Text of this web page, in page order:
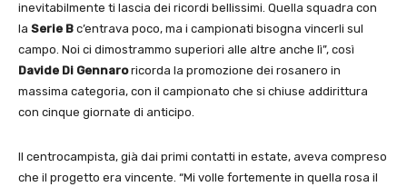
inevitabilmente ti lascia dei ricordi bellissimi. Quella squadra con
la Serie B c’entrava poco, ma i campionati bisogna vincerli sul
campo. Noi ci dimostrammo superiori alle altre anche lì”, così
Davide Di Gennaroricorda la promozione dei rosanero in
massima categoria, con il campionato che si chiuse addirittura
con cinque giornate di anticipo.
Il centrocampista, già dai primi contatti in estate, aveva compreso
che il progetto era vincente. “Mi volle fortemente in quella rosa il